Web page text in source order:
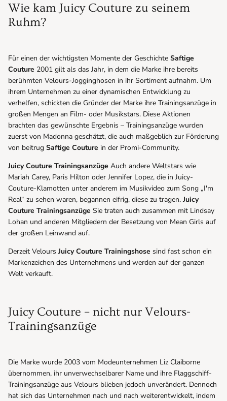
Wie kam Juicy Couture zu seinem
Ruhm?
Für einen der wichtigsten Momente der Geschichte Saftige
Couture 2001 gilt als das Jahr, in dem die Marke ihre bereits
berühmten Velours-Jogginghosen in ihr Sortiment aufnahm. Um
ihrem Unternehmen zu einer dynamischen Entwicklung zu
verhelfen, schickten die Gründer der Marke ihre Trainingsanzüge in
großen Mengen an Film- oder Musikstars. Diese Aktionen
brachten das gewünschte Ergebnis – Trainingsanzüge wurden
zuerst von Madonna geschätzt, die auch maßgeblich zur Förderung
von beitrug Saftige Couture in der Promi-Community.
Juicy Couture Trainingsanzüge Auch andere Weltstars wie
Mariah Carey, Paris Hilton oder Jennifer Lopez, die in Juicy-
Couture-Klamotten unter anderem im Musikvideo zum Song „I'm
Real“ zu sehen waren, begannen eifrig, diese zu tragen. Juicy
Couture Trainingsanzüge Sie traten auch zusammen mit Lindsay
Lohan und anderen Mitgliedern der Besetzung von Mean Girls auf
der großen Leinwand auf.
Derzeit Velours Juicy Couture Trainingshose sind fast schon ein
Markenzeichen des Unternehmens und werden auf der ganzen
Welt verkauft.
Juicy Couture – nicht nur Velours-
Trainingsanzüge
Die Marke wurde 2003 vom Modeunternehmen Liz Claiborne
übernommen, ihr unverwechselbarer Name und ihre Flaggschiff-
Trainingsanzüge aus Velours blieben jedoch unverändert. Dennoch
hat sich das Unternehmen nach und nach weiterentwickelt, indem